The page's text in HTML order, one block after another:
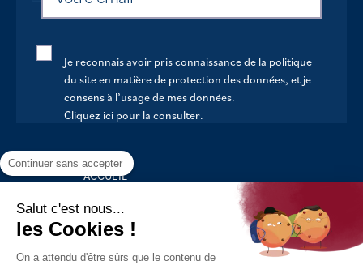
Je reconnais avoir pris connaissance de la politique
du site en matière de protection des données, et je
consens à l’usage de mes données.
Cliquez ici pour la consulter.
ACCUEIL
VOTRE MAIRIE
VOTRE QUOTIDIEN
AU FIL DE LA VIE
Continuer sans accepter
Salut c'est nous...
les Cookies !
On a attendu d'être sûrs que le contenu de